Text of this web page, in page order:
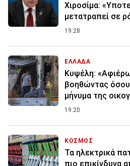
Χιροσίμα:
μετατραπεί σε
19:28
ΕΛΛΑΔΑ
Κυψέλη:
βοηθώντας
μήνυμα της
19:20
ΚΟΣΜΟΣ
Τα ηλεκτρικά
πιο επικίνδυνα